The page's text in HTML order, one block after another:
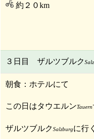
約２０km
３日目 ザルツブルク
朝食：ホテルにて
この日はタウエルンTauern
ザルツブルクSalzburgに行